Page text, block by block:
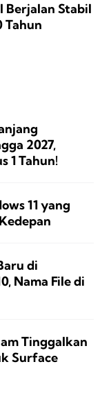
Berjalan Stabil
Tahun
2027,
1 Tahun!
11 yang
di
Nama File di
Tinggalkan
Surface